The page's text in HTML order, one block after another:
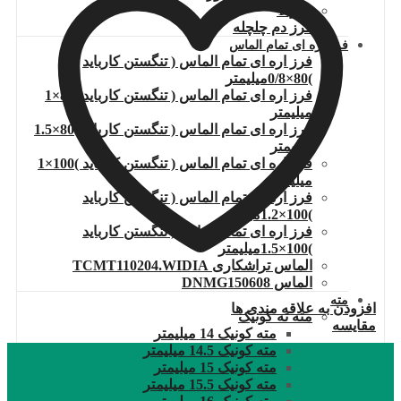
فرز T
فرز دم چلچله
فرز اره ای تمام الماس
فرز اره ای تمام الماس ( تنگستن کارباید
)80×0/8میلیمتر
فرز اره ای تمام الماس ( تنگستن کارباید )80×1
میلیمتر
فرز اره ای تمام الماس ( تنگستن کارباید )80×1.5
میلیمتر
فرز اره ای تمام الماس ( تنگستن کارباید )100×1
میلیمتر
فرز اره ای تمام الماس ( تنگستن کارباید
)100×1.2میلیمتر
فرز اره ای تمام الماس ( تنگستن کارباید
)100×1.5میلیمتر
الماس تراشکاری TCMT110204.WIDIA
الماس DNMG150608
مته
مته ته کونیک
مته کونیک 14 میلیمتر
مته کونیک 14.5 میلیمتر
مته کونیک 15 میلیمتر
مته کونیک 15.5 میلیمتر
افزودن به علاقه مندی ها
مقایسه